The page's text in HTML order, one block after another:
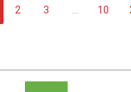
2 3 10